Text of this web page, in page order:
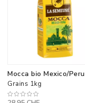
Mocca bio Mexico/Peru
Grains 1kg